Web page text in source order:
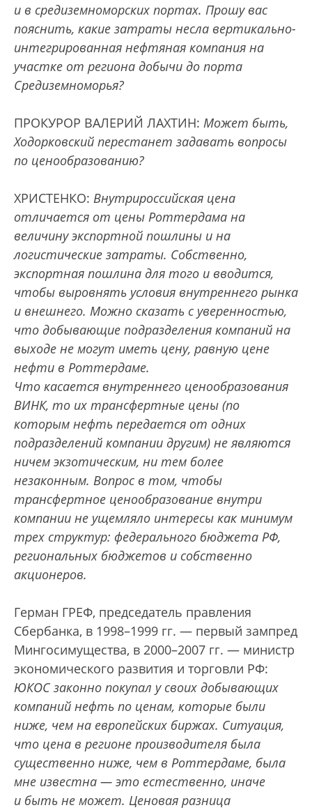
и в средиземноморских портах. Прошу вас
пояснить, какие затраты несла вертикально-
интегрированная нефтяная компания на
участке от региона добычи до порта
Средиземноморья?
ПРОКУРОР ВАЛЕРИЙ ЛАХТИН: Может быть,
Ходорковский перестанет задавать вопросы
по ценообразованию?
ХРИСТЕНКО: Внутрироссийская цена
отличается от цены Роттердама на
величину экспортной пошлины и на
логистические затраты. Собственно,
экспортная пошлина для того и вводится,
чтобы выровнять условия внутреннего рынка
и внешнего. Можно сказать с уверенностью,
что добывающие подразделения компаний на
выходе не могут иметь цену, равную цене
нефти в Роттердаме.
Что касается внутреннего ценообразования
ВИНК, то их трансфертные цены (по
которым нефть передается от одних
подразделений компании другим) не являются
ничем экзотическим, ни тем более
незаконным. Вопрос в том, чтобы
трансфертное цено­образование внутри
компании не ущемляло интересы как минимум
трех структур: федерального бюджета РФ,
региональных бюджетов и собственно
акционеров.
Герман ГРЕФ, председатель правления
Сбербанка, в 1998–1999 гг. — первый зампред
Мингосимущества, в 2000–2007 гг. — министр
экономического развития и торговли РФ:
ЮКОС законно покупал у своих добывающих
компаний нефть по ценам, которые были
ниже, чем на европейских биржах. Ситуация,
что цена в регионе производителя была
существенно ниже, чем в Роттердаме, была
мне известна — это естественно, иначе
и быть не может. Ценовая разница